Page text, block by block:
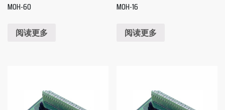
MOH-60
阅读更多
MOH-16
阅读更多